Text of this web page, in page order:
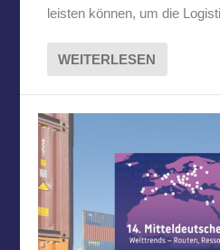
leisten können, um die
WEITERLESEN